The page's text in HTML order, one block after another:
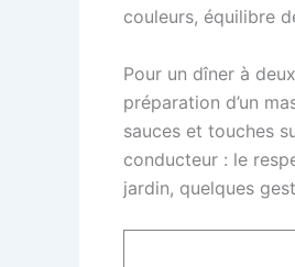
couleurs, équilibre
Pour un dîner à
préparation d’un
sauces et touches
conducteur : le
jardin, quelques